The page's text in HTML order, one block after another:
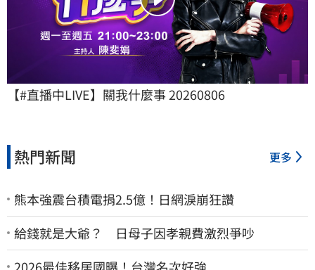
【#直播中LIVE】關我什麼事 20260806
熱門新聞 更多
熊本強震台積電捐2.5億！日網淚崩狂讚
給錢就是大爺？ 日母子因孝親費激烈爭吵
2026最佳移居國曝！台灣名次好強